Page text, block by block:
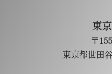
東
〒
東京都世田